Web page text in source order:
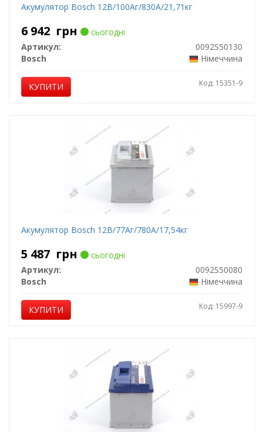
Акумулятор Bosch 12В/100Аг/830А/21,71кг
6 942 грн
сьогодні
Артикул:
0092S50130
Bosch
Німеччина
КУПИТИ Код: 15351-9
Акумулятор Bosch 12В/77Аг/780А/17,54кг
5 487 грн
сьогодні
Артикул:
0092S50080
Bosch
Німеччина
КУПИТИ Код: 15997-9